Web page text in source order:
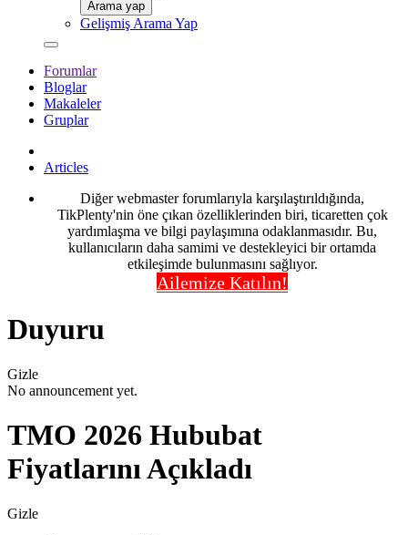
Arama yap
Gelişmiş Arama Yap
Forumlar
Bloglar
Makaleler
Gruplar
Articles
Diğer webmaster forumlarıyla karşılaştırıldığında,
TikPlenty'nin öne çıkan özelliklerinden biri, ticaretten çok
yardımlaşma ve bilgi paylaşımına odaklanmasıdır. Bu,
kullanıcıların daha samimi ve destekleyici bir ortamda
etkileşimde bulunmasını sağlıyor.
Ailemize Katılın!
Duyuru
Gizle
No announcement yet.
TMO 2026 Hububat
Fiyatlarını Açıkladı
Gizle